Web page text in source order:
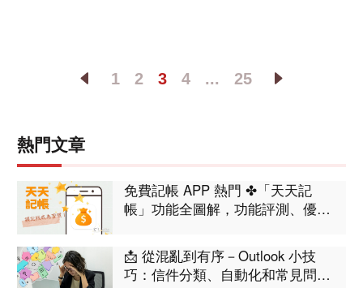
1 2 3(目
4 ... 25
熱門文章
免費記帳 APP 熱門 ✤「天天記
帳」功能全圖解，功能評測、優缺
📩 從混亂到有序－Outlook 小技
巧：信件分類、自動化和常見問題